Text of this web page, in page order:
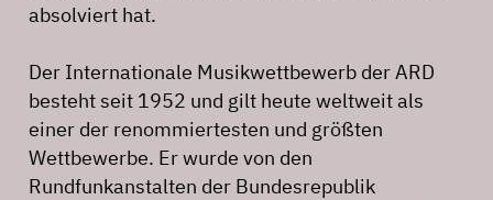
absolviert hat.
Der Internationale Musikwettbewerb der ARD
besteht seit 1952 und gilt heute weltweit als
einer der renommiertesten und größten
Wettbewerbe. Er wurde von den
Rundfunkanstalten der Bundesrepublik